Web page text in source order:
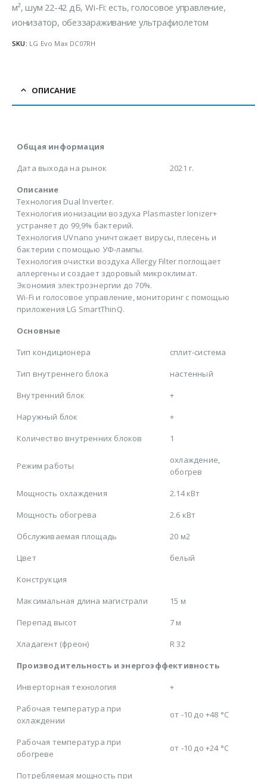
м², шум 22-42 дБ, Wi-Fi: есть, голосовое управление,
ионизатор, обеззараживание ультрафиолетом
SKU: LG Evo Max DC07RH
ОПИСАНИЕ
Общая информация
Дата выхода на рынок
2021 г.
Описание
Технология Dual Inverter.
Технология ионизации воздуха Plasmaster Ionizer+
устраняет до 99,9% бактерий.
Технология UVnano уничтожает вирусы, плесень и
бактерии с помощью УФ-лампы.
Технология очистки воздуха Allergy Filter поглощает
аллергены и создает здоровый микроклимат.
Экономия электроэнергии до 70%.
Wi-Fi и голосовое управление, мониторинг с помощью
приложения LG SmartThinQ.
Основные
Тип кондиционера
сплит-система
Тип внутреннего блока
настенный
Внутренний блок
+
Наружный блок
+
Количество внутренних блоков
1
Режим работы
охлаждение,
обогрев
Мощность охлаждения
2.14 кВт
Мощность обогрева
2.6 кВт
Обслуживаемая площадь
20 м2
Цвет
белый
Конструкция
Максимальная длина магистрали
15 м
Перепад высот
7 м
Хладагент (фреон)
R 32
Производительность и энергоэффективность
Инверторная технология
+
Рабочая температура при
охлаждении
от -10 до +48 °C
Рабочая температура при
обогреве
от -10 до +24 °C
Потребляемая мощность при